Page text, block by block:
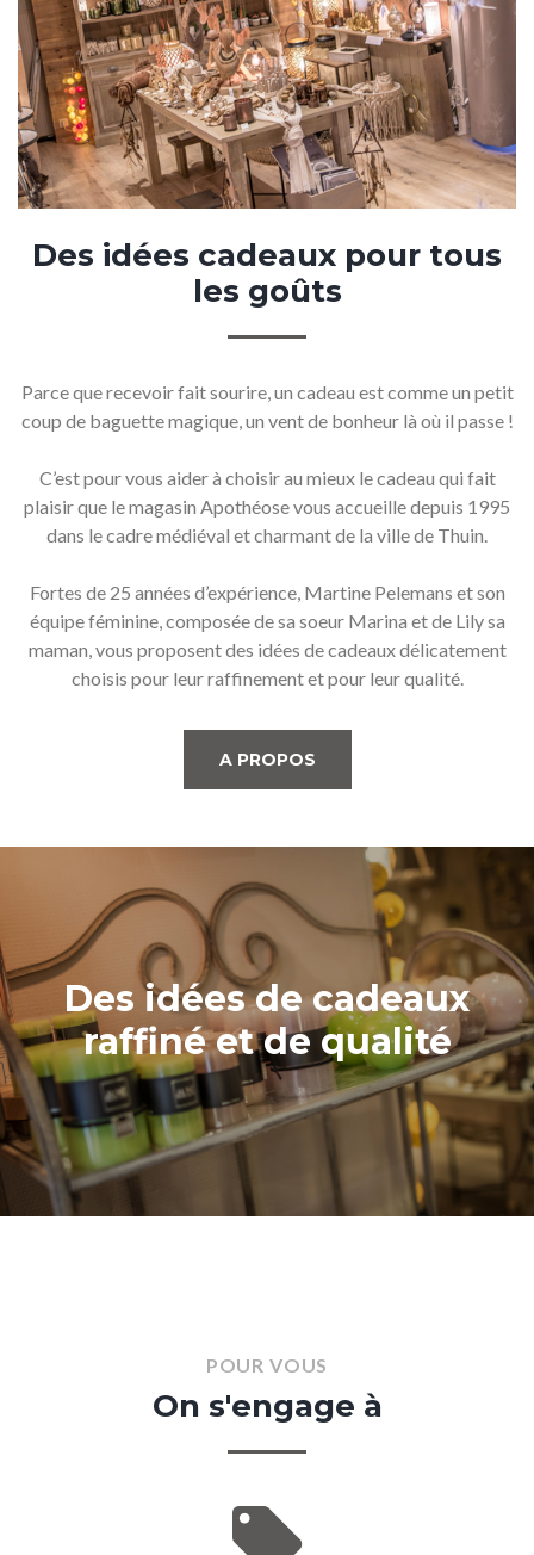
Des idées cadeaux pour tous
les goûts
Parce que recevoir fait sourire, un cadeau est comme un petit
coup de baguette magique, un vent de bonheur là où il passe !
C’est pour vous aider à choisir au mieux le cadeau qui fait
plaisir que le magasin Apothéose vous accueille depuis 1995
dans le cadre médiéval et charmant de la ville de Thuin.
Fortes de 25 années d’expérience, Martine Pelemans et son
équipe féminine, composée de sa soeur Marina et de Lily sa
maman, vous proposent des idées de cadeaux délicatement
choisis pour leur raffinement et pour leur qualité.
A PROPOS
Des idées de cadeaux
raffiné et de qualité
POUR VOUS
On s'engage à